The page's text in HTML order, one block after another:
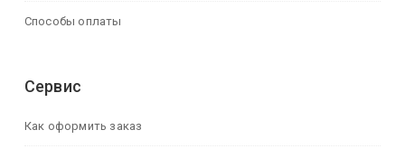
Способы оплаты
Сервис
Как оформить заказ